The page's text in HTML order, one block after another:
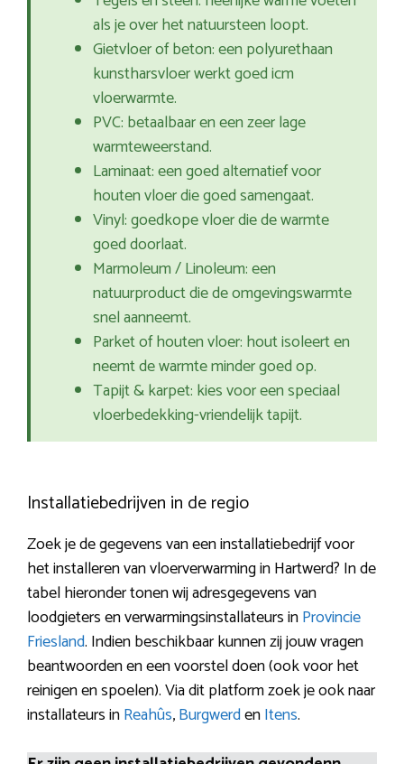
als je over het natuursteen loopt.
Gietvloer of beton: een polyurethaan
kunstharsvloer werkt goed icm
vloerwarmte.
PVC: betaalbaar en een zeer lage
warmteweerstand.
Laminaat: een goed alternatief voor
houten vloer die goed samengaat.
Vinyl: goedkope vloer die de warmte
goed doorlaat.
Marmoleum / Linoleum: een
natuurproduct die de omgevingswarmte
snel aanneemt.
Parket of houten vloer: hout isoleert en
neemt de warmte minder goed op.
Tapijt & karpet: kies voor een speciaal
vloerbedekking-vriendelijk tapijt.
Installatiebedrijven in de regio
Zoek je de gegevens van een installatiebedrijf voor
het installeren van vloerverwarming in Hartwerd? In de
tabel hieronder tonen wij adresgegevens van
loodgieters en verwarmingsinstallateurs inProvincie
Friesland. Indien beschikbaar kunnen zij jouw vragen
beantwoorden en een voorstel doen (ook voor het
reinigen en spoelen). Via dit platform zoek je ook naar
installateurs inReahûs,BurgwerdenItens.